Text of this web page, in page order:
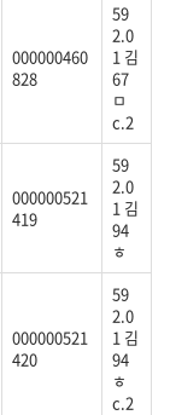
000000460
828
59
2.0
1 김
67
ㅁ
c.2
000000521
419
59
2.0
1 김
94
ㅎ
000000521
420
59
2.0
1 김
94
ㅎ
c.2